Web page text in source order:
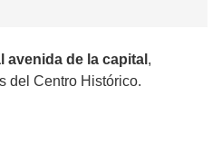
avenida de la capital ,
del Centro Histórico.